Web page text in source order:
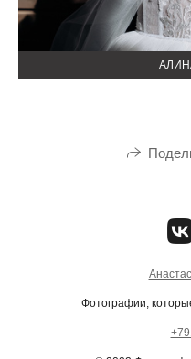
Фотографии,